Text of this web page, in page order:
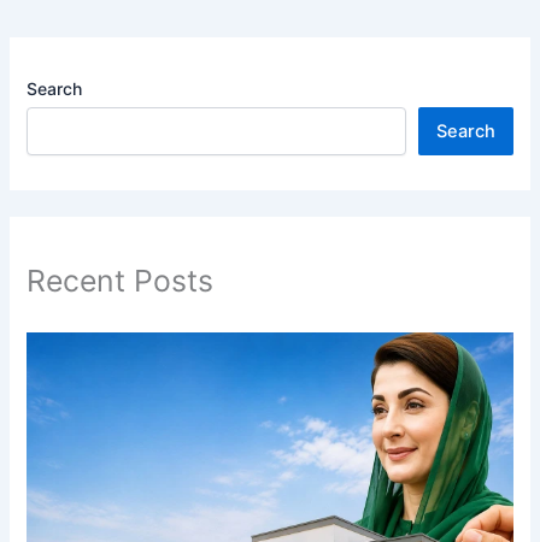
Search
Search
Recent Posts